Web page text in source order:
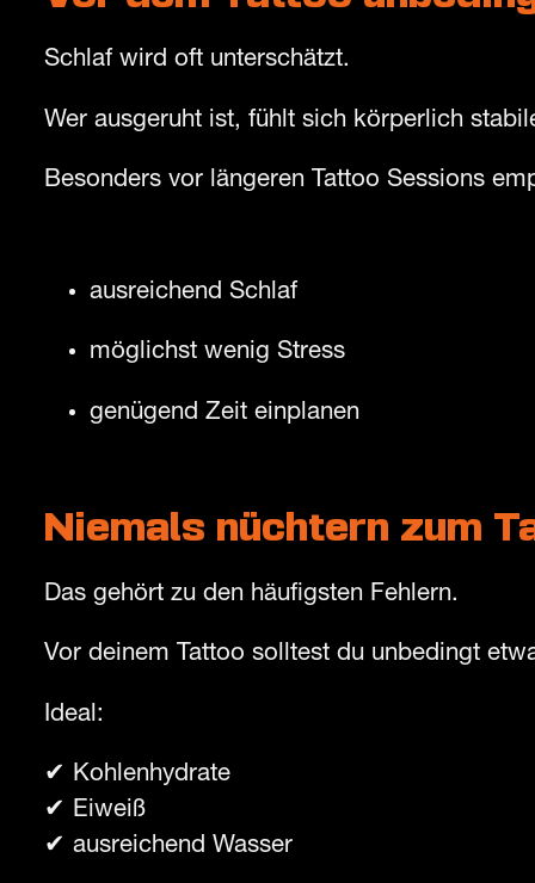
Schlaf wird oft unterschätzt.
Wer ausgeruht ist, fühlt sich körperlich
Besonders vor längeren Tattoo Sessions
ausreichend Schlaf
möglichst wenig Stress
genügend Zeit einplanen
Niemals nüchtern zum
Das gehört zu den häufigsten Fehlern.
Vor deinem Tattoo solltest du unbedingt
Ideal:
✔ Kohlenhydrate
✔ Eiweiß
✔ ausreichend Wasser